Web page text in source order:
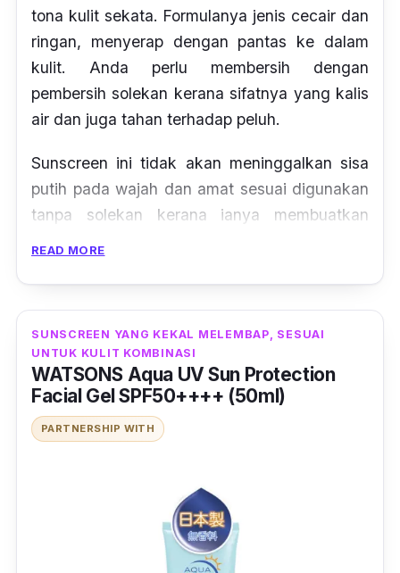
tona kulit sekata. Formulanya jenis cecair dan
ringan, menyerap dengan pantas ke dalam
kulit. Anda perlu membersih dengan
pembersih solekan kerana sifatnya yang kalis
air dan juga tahan terhadap peluh.
Sunscreen ini tidak akan meninggalkan sisa
putih pada wajah dan amat sesuai digunakan
tanpa solekan kerana ianya membuatkan
‘cakey’.
READ MORE
SUNSCREEN YANG KEKAL MELEMBAP, SESUAI
UNTUK KULIT KOMBINASI
WATSONS Aqua UV Sun Protection
Facial Gel SPF50++++ (50ml)
PARTNERSHIP WITH